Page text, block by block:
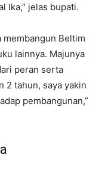
Ika,” jelas bupati.
membangun Beltim
lainnya. Majunya
peran serta
2 tahun, saya yakin
pembangunan,”